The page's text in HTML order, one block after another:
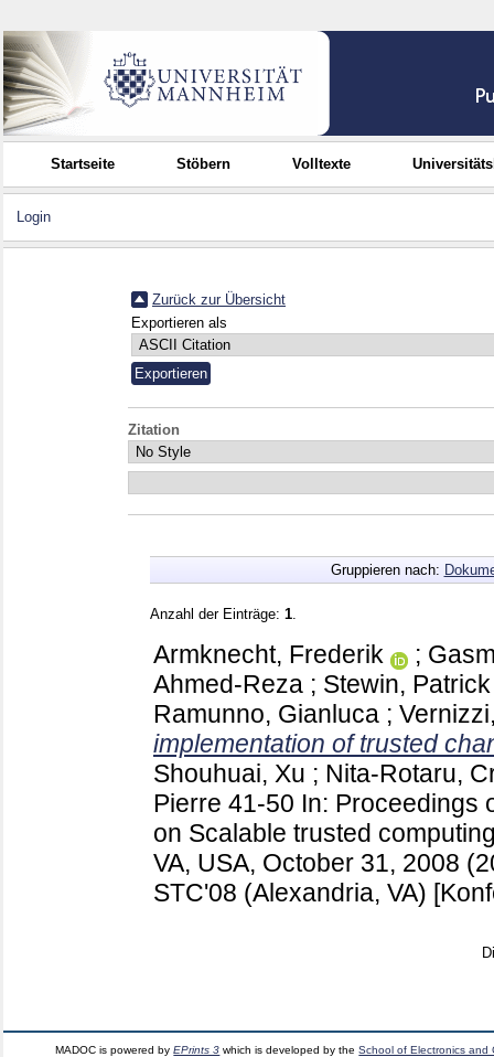
Startseite Stöbern Volltexte
Login
Zurück zur Übersicht
Exportieren als
Zitation
Gruppieren nach:
Anzahl der Einträge: 1
Armknecht, Frederik ;
Ahmed-Reza ; Stewin, Patrick
Ramunno, Gianluca ;
implementation of trusted
Shouhuai, Xu ; Nita-Rotaru,
Pierre 41-50 In: Proceedings
on Scalable trusted
VA, USA, October 31, 2008
STC'08 (Alexandria, VA)
MADOC is powered byEPrints 3 which is developed by theSchool of Electronics and